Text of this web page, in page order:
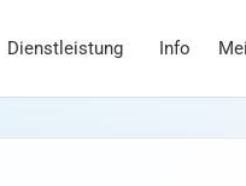
Dienstleistung Info